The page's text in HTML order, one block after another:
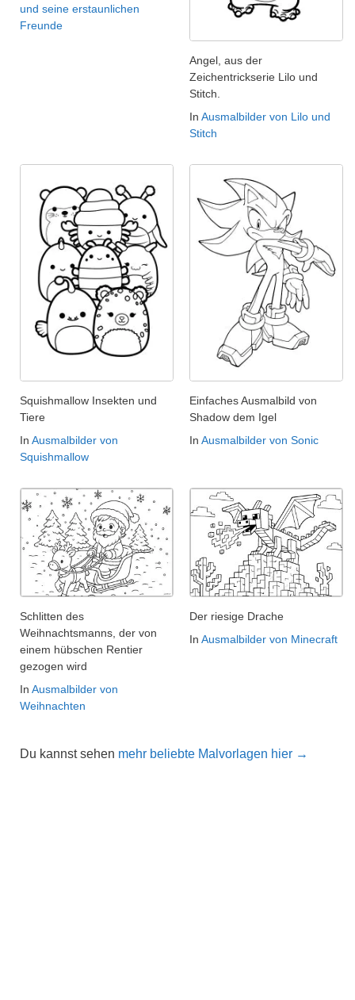
und seine erstaunlichen
Freunde
Angel, aus der
Zeichentrickserie Lilo und
Stitch.
In Ausmalbilder von Lilo und
Stitch
Squishmallow Insekten und
Tiere
In Ausmalbilder von
Squishmallow
Einfaches Ausmalbild von
Shadow dem Igel
In Ausmalbilder von Sonic
Schlitten des
Weihnachtsmanns, der von
einem hübschen Rentier
gezogen wird
In Ausmalbilder von
Weihnachten
Der riesige Drache
In Ausmalbilder von Minecraft
Du kannst sehen mehr beliebte Malvorlagen hier →